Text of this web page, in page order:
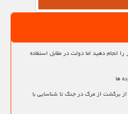
انجام دهید اما دولت در مقابل استفاده
ها
برگشت از مرگ در جنگ تا شناسایی با